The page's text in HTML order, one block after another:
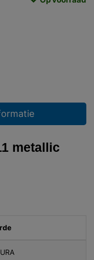
metallic